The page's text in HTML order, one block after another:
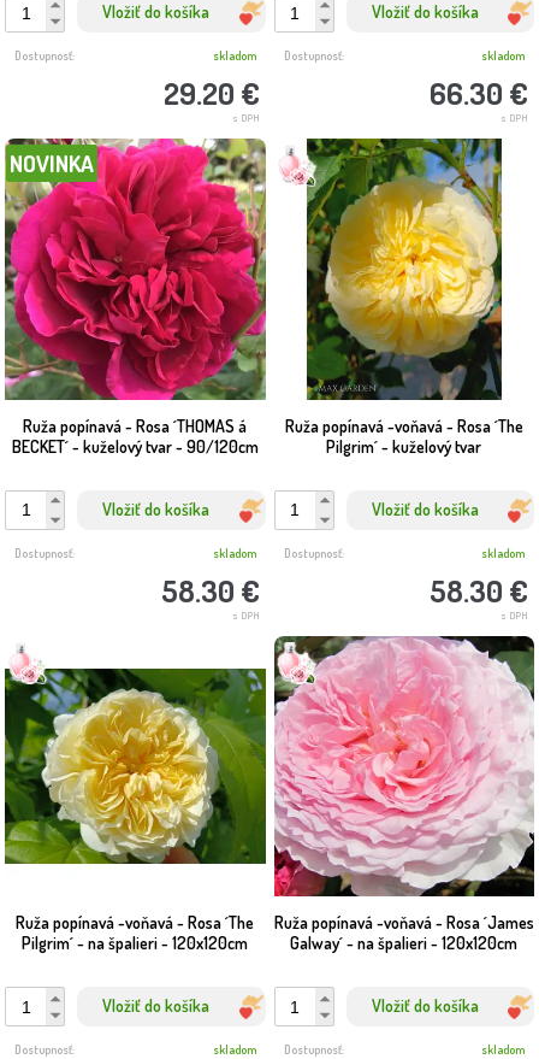
Vložiť do košíka
29.20 €
s DPH
Dostupnosť: skladom
Vložiť do košíka
66.30 €
s DPH
Dostupnosť: skladom
Ruža popínavá - Rosa ´THOMAS á
BECKET´ - kuželový tvar - 90/120cm
NOVINKA
Vložiť do košíka
58.30 €
s DPH
Dostupnosť: skladom
Ruža popínavá -voňavá - Rosa ´The
Pilgrim´ - kuželový tvar
Vložiť do košíka
58.30 €
s DPH
Dostupnosť: skladom
Ruža popínavá -voňavá - Rosa ´The
Pilgrim´ - na špalieri - 120x120cm
Vložiť do košíka
Dostupnosť: skladom
Ruža popínavá -voňavá - Rosa ´James
Galway´ - na špalieri - 120x120cm
Vložiť do košíka
Dostupnosť: skladom